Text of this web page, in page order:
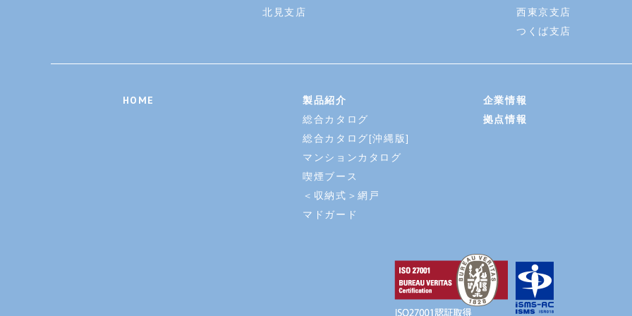
北見支店
西東京支店
つくば支店
HOME
製品紹介
総合カタログ
総合カタログ[沖縄版]
マンションカタログ
喫煙ブース
＜収納式＞網戸
マドガード
企業情報
拠点情報